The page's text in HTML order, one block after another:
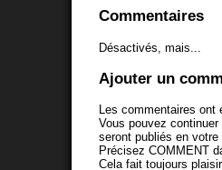
Commentaires
Désactivés, mais...
Ajouter un
Les commentaires ont
Vous pouvez continuer
seront publiés en votre
Précisez COMMENT
Cela fait toujours